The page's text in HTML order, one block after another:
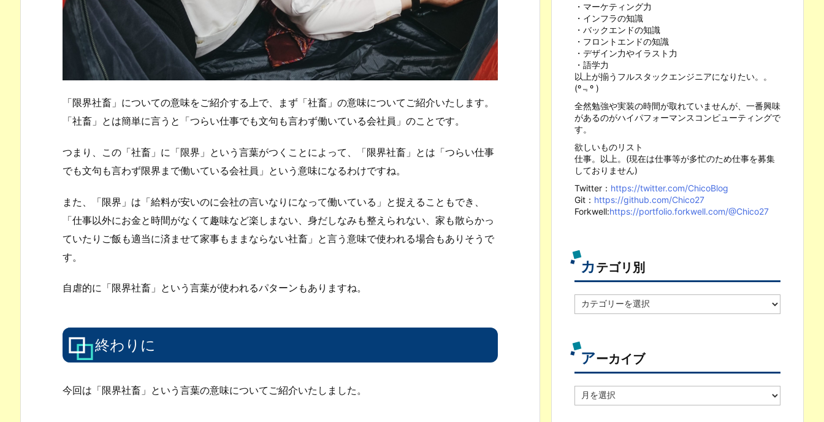
「限界社畜」についての意味をご紹介する上で、まず「社畜」の意味についてご紹介いたします。
「社畜」とは簡単に言うと「つらい仕事でも文句も言わず働いている会社員」のことです。
つまり、この「社畜」に「限界」という言葉がつくことによって、「限界社畜」とは「つらい仕事
でも文句も言わず限界まで働いている会社員」という意味になるわけですね。
また、「限界」は「給料が安いのに会社の言いなりになって働いている」と捉えることもでき、
「仕事以外にお金と時間がなくて趣味など楽しまない、身だしなみも整えられない、家も散らかっ
ていたりご飯も適当に済ませて家事もままならない社畜」と言う意味で使われる場合もありそうで
す。
自虐的に「限界社畜」という言葉が使われるパターンもありますね。
終わりに
今回は「限界社畜」という言葉の意味についてご紹介いたしました。
・マーケティング力
・インフラの知識
・バックエンドの知識
・フロントエンドの知識
・デザイン力やイラスト力
・語学力
以上が揃うフルスタックエンジニアになりたい。。
(º﹃º )
全然勉強や実装の時間が取れていませんが、一番興味
があるのがハイパフォーマンスコンピューティングで
す。
欲しいものリスト
仕事。以上。(現在は仕事等が多忙のため仕事を募集
しておりません)
Twitter： https://twitter.com/ChicoBlog
Git： https://github.com/Chico27
Forkwell:https://portfolio.forkwell.com/@Chico27
カテゴリ別
テ
別
アーカイブ
ー